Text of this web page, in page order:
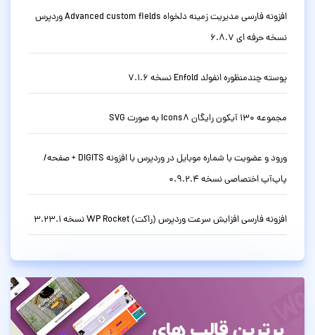
افزونه فارسی مدیریت زمینه دلخواه Advanced custom fields وردپرس
نسخه حرفه ای 6.8.7
پوسته چندمنظوره انفولد Enfold نسخه 7.1.6
مجموعه 130 آیکون رایگان Icons8 به صورت SVG
ورود و عضویت با شماره موبایل در وردپرس با افزونه DIGITS + صفحه/
پاپ‌آپ اختصاصی نسخه 0.9.2.4
افزونه فارسی افزایش سرعت وردپرس (راکت) WP Rocket نسخه 3.23.1